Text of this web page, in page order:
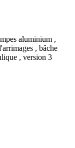
aluminium ,
, bâche
, version 3